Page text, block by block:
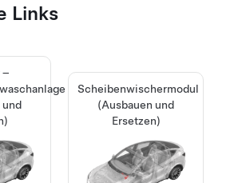
Links
–
und
Scheibenwischermodul
(Ausbauen und
Ersetzen)